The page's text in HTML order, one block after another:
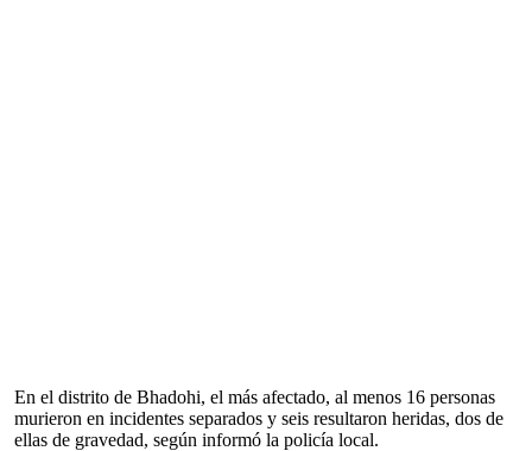
En el distrito de Bhadohi, el más afectado, al menos 16 personas
murieron en incidentes separados y seis resultaron heridas, dos de
ellas de gravedad, según informó la policía local.